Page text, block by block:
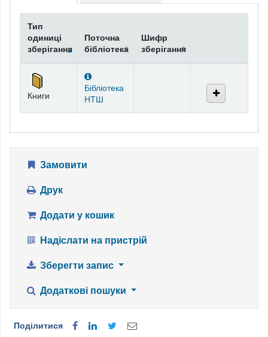
Фонди
Тип
одиниці
зберігання
Поточна
бібліотека
Шифр
зберігання
Книги
Бібліотека
НТШ
Замовити
Друк
Додати у кошик
Надіслати на пристрій
Зберегти запис
Додаткові пошуки
Поділитися